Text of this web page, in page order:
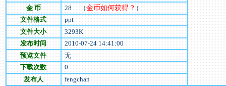
金 币
28（金币如何获得？）
文件格式
ppt
文件大小
3293K
发布时间
2010-07-24 14:41:00
预览文件
无
下载次数
0
发布人
fengchan